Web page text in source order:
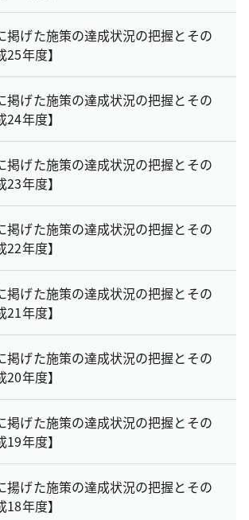
掲げた施策の達成状況の把握とその
年度】
掲げた施策の達成状況の把握とその
年度】
掲げた施策の達成状況の把握とその
年度】
掲げた施策の達成状況の把握とその
年度】
掲げた施策の達成状況の把握とその
年度】
掲げた施策の達成状況の把握とその
年度】
掲げた施策の達成状況の把握とその
年度】
揚げた施策の達成状況の把握とその
年度】